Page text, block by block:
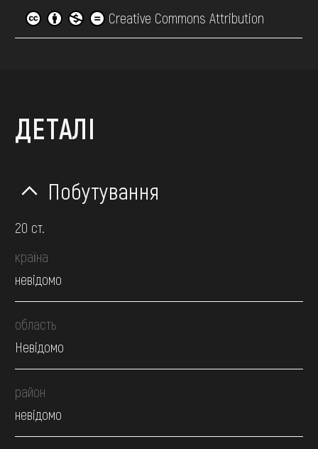
Creative Commons Attribution
ДЕТАЛІ
Побутування
20 ст.
країна
невідомо
область
Невідомо
район
невідомо